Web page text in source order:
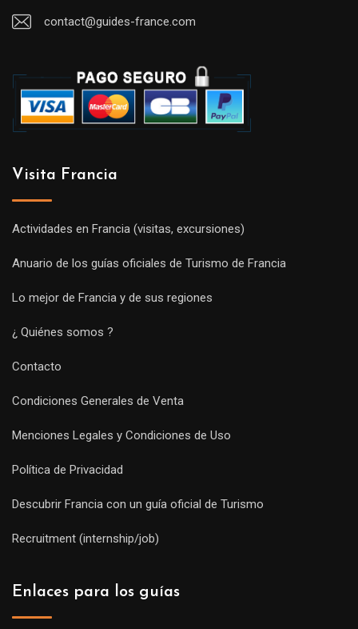
contact@guides-france.com
Visita Francia
Actividades en Francia (visitas, excursiones)
Anuario de los guías oficiales de Turismo de Francia
Lo mejor de Francia y de sus regiones
¿ Quiénes somos ?
Contacto
Condiciones Generales de Venta
Menciones Legales y Condiciones de Uso
Política de Privacidad
Descubrir Francia con un guía oficial de Turismo
Recruitment (internship/job)
Enlaces para los guías